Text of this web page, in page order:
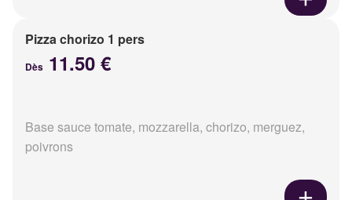
Pizza chorizo 1 pers
Dès 11.50 €
Base sauce tomate, mozzarella, chorizo, merguez,
poivrons